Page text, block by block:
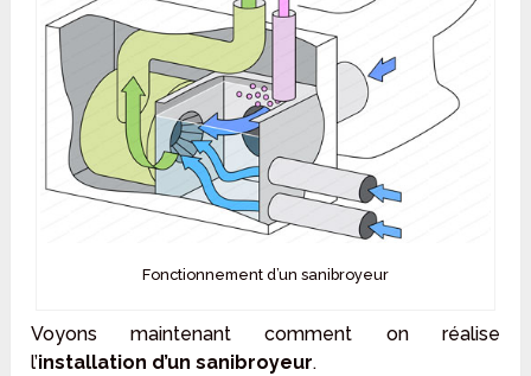
Fonctionnement d’un sanibroyeur
Voyons maintenant comment on réalise
l’installation d’un sanibroyeur.